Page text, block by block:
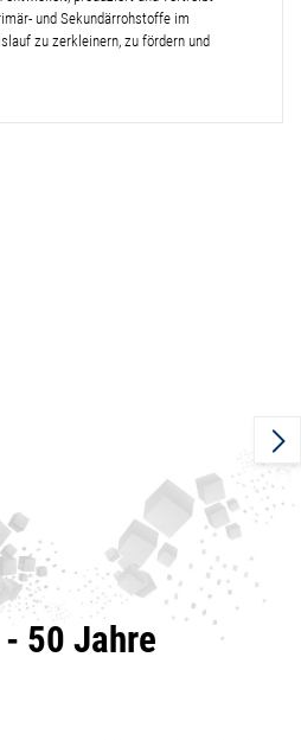
und Sekundärrohstoffe im
zu zerkleinern, zu fördern und
50 Jahre